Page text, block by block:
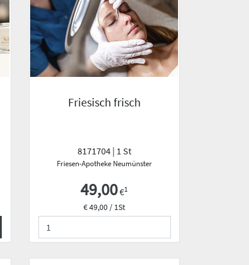
Friesisch frisch
8171704 | 1 St
Friesen-Apotheke Neumünster
49,00€1
€ 49,00 / 1St